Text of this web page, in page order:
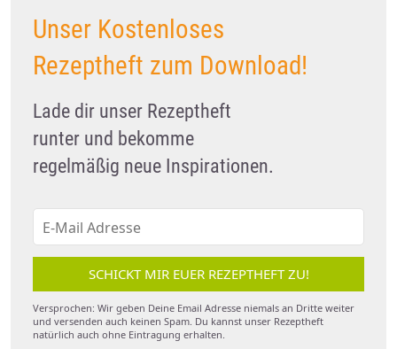
Unser Kostenloses
Rezeptheft zum Download!
Lade dir unser Rezeptheft
runter und bekomme
regelmäßig neue Inspirationen.
SCHICKT MIR EUER REZEPTHEFT ZU!
Versprochen: Wir geben Deine Email Adresse niemals an Dritte weiter
und versenden auch keinen Spam. Du kannst unser Rezeptheft
natürlich auch ohne Eintragung erhalten.